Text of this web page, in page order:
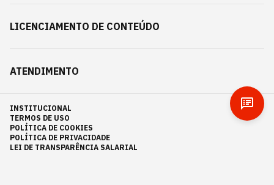
LICENCIAMENTO DE CONTEÚDO
ATENDIMENTO
INSTITUCIONAL
TERMOS DE USO
POLÍTICA DE COOKIES
POLÍTICA DE PRIVACIDADE
LEI DE TRANSPARÊNCIA SALARIAL